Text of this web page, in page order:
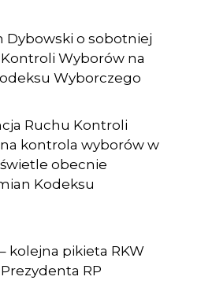
Dybowski o sobotniej
Wyborów na
Wyborczego
Ruchu Kontroli
kontrola wyborów w
świetle obecnie
Kodeksu
kolejna pikieta RKW
RP